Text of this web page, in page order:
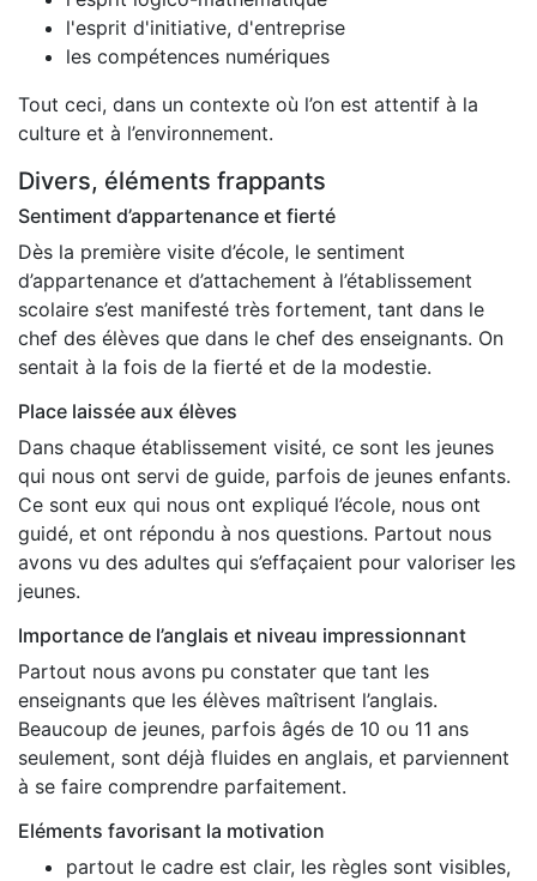
l'esprit d'initiative, d'entreprise
les compétences numériques
Tout ceci, dans un contexte où l’on est attentif à la
culture et à l’environnement.
Divers, éléments frappants
Sentiment d’appartenance et fierté
Dès la première visite d’école, le sentiment
d’appartenance et d’attachement à l’établissement
scolaire s’est manifesté très fortement, tant dans le
chef des élèves que dans le chef des enseignants. On
sentait à la fois de la fierté et de la modestie.
Place laissée aux élèves
Dans chaque établissement visité, ce sont les jeunes
qui nous ont servi de guide, parfois de jeunes enfants.
Ce sont eux qui nous ont expliqué l’école, nous ont
guidé, et ont répondu à nos questions. Partout nous
avons vu des adultes qui s’effaçaient pour valoriser les
jeunes.
Importance de l’anglais et niveau impressionnant
Partout nous avons pu constater que tant les
enseignants que les élèves maîtrisent l’anglais.
Beaucoup de jeunes, parfois âgés de 10 ou 11 ans
seulement, sont déjà fluides en anglais, et parviennent
à se faire comprendre parfaitement.
Eléments favorisant la motivation
partout le cadre est clair, les règles sont visibles,